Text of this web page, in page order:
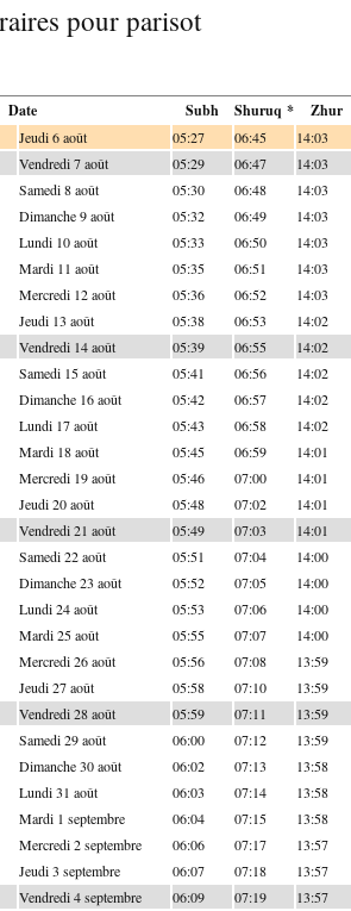
pour parisot
Date Subh Shuruq * Zhur
Jeudi 6 août 05:27 06:45 14:03
Vendredi 7 août 05:29 06:47 14:03
Samedi 8 août 05:30 06:48 14:03
Dimanche 9 août 05:32 06:49 14:03
Lundi 10 août 05:33 06:50 14:03
Mardi 11 août 05:35 06:51 14:03
Mercredi 12 août 05:36 06:52 14:03
Jeudi 13 août 05:38 06:53 14:02
Vendredi 14 août 05:39 06:55 14:02
Samedi 15 août 05:41 06:56 14:02
Dimanche 16 août 05:42 06:57 14:02
Lundi 17 août 05:43 06:58 14:02
Mardi 18 août 05:45 06:59 14:01
Mercredi 19 août 05:46 07:00 14:01
Jeudi 20 août 05:48 07:02 14:01
Vendredi 21 août 05:49 07:03 14:01
Samedi 22 août 05:51 07:04 14:00
Dimanche 23 août 05:52 07:05 14:00
Lundi 24 août 05:53 07:06 14:00
Mardi 25 août 05:55 07:07 14:00
Mercredi 26 août 05:56 07:08 13:59
Jeudi 27 août 05:58 07:10 13:59
Vendredi 28 août 05:59 07:11 13:59
Samedi 29 août 06:00 07:12 13:59
Dimanche 30 août 06:02 07:13 13:58
Lundi 31 août 06:03 07:14 13:58
Mardi 1 septembre 06:04 07:15 13:58
Mercredi 2 septembre 06:06 07:17 13:57
Jeudi 3 septembre 06:07 07:18 13:57
Vendredi 4 septembre 06:09 07:19 13:57